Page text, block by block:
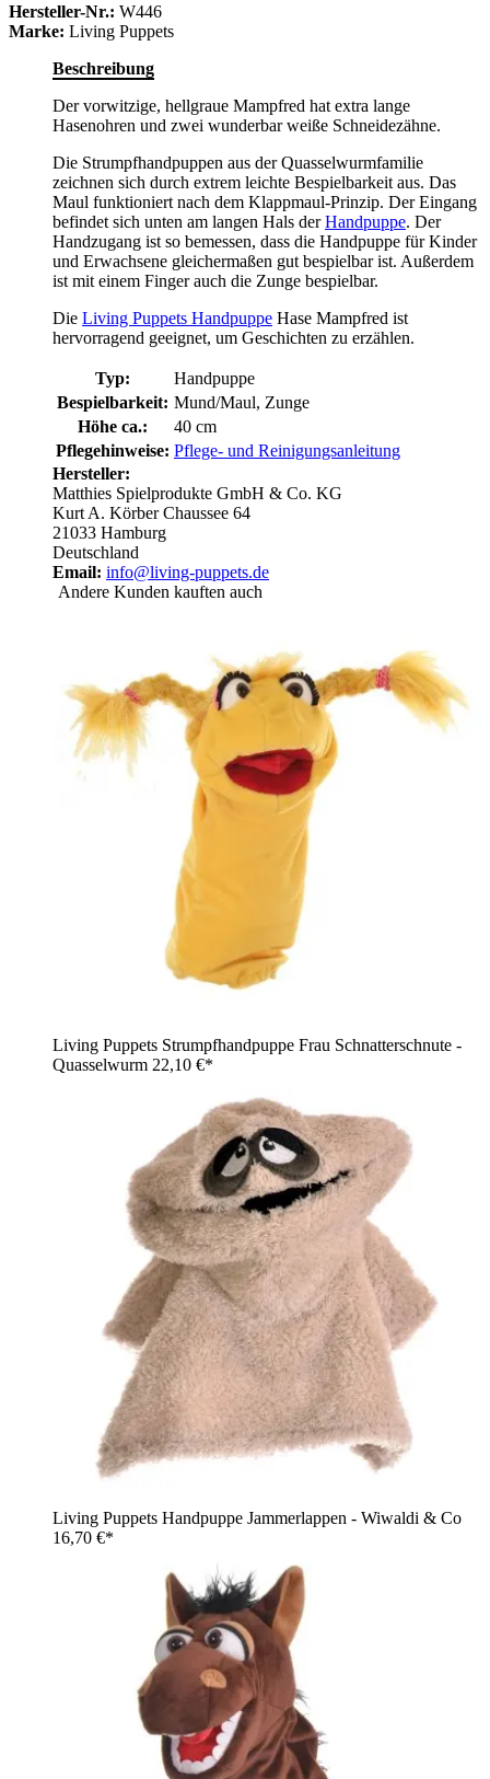
Hersteller-Nr.: W446
Marke: Living Puppets
Beschreibung
Der vorwitzige, hellgraue Mampfred hat extra lange
Hasenohren und zwei wunderbar weiße Schneidezähne.
Die Strumpfhandpuppen aus der Quasselwurmfamilie
zeichnen sich durch extrem leichte Bespielbarkeit aus. Das
Maul funktioniert nach dem Klappmaul-Prinzip. Der Eingang
befindet sich unten am langen Hals derHandpuppe. Der
Handzugang ist so bemessen, dass die Handpuppe für Kinder
und Erwachsene gleichermaßen gut bespielbar ist. Außerdem
ist mit einem Finger auch die Zunge bespielbar.
Die Living Puppets Handpuppe Hase Mampfred ist
hervorragend geeignet, um Geschichten zu erzählen.
Typ:
Handpuppe
Bespielbarkeit: Mund/Maul, Zunge
Höhe ca.:
40 cm
Pflegehinweise: Pflege- und Reinigungsanleitung
Hersteller:
Matthies Spielprodukte GmbH & Co. KG
Kurt A. Körber Chaussee 64
21033 Hamburg
Deutschland
Email: info@living-puppets.de
Andere Kunden kauften auch
Living Puppets Strumpfhandpuppe Frau Schnatterschnute -
Quasselwurm 22,10 €*
Living Puppets Handpuppe Jammerlappen - Wiwaldi & Co
16,70 €*